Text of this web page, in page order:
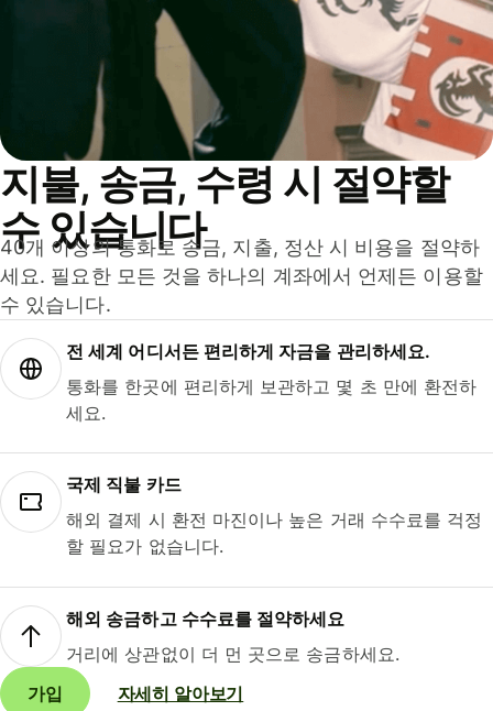
지불, 송금, 수령 시 절약할
수 있습니다
40개 이상의 통화로 송금, 지출, 정산 시 비용을 절약하
세요. 필요한 모든 것을 하나의 계좌에서 언제든 이용할
수 있습니다.
전 세계 어디서든 편리하게 자금을 관리하세요.
통화를 한곳에 편리하게 보관하고 몇 초 만에 환전하
세요.
국제 직불 카드
해외 결제 시 환전 마진이나 높은 거래 수수료를 걱정
할 필요가 없습니다.
해외 송금하고 수수료를 절약하세요
거리에 상관없이 더 먼 곳으로 송금하세요.
가입
자세히 알아보기